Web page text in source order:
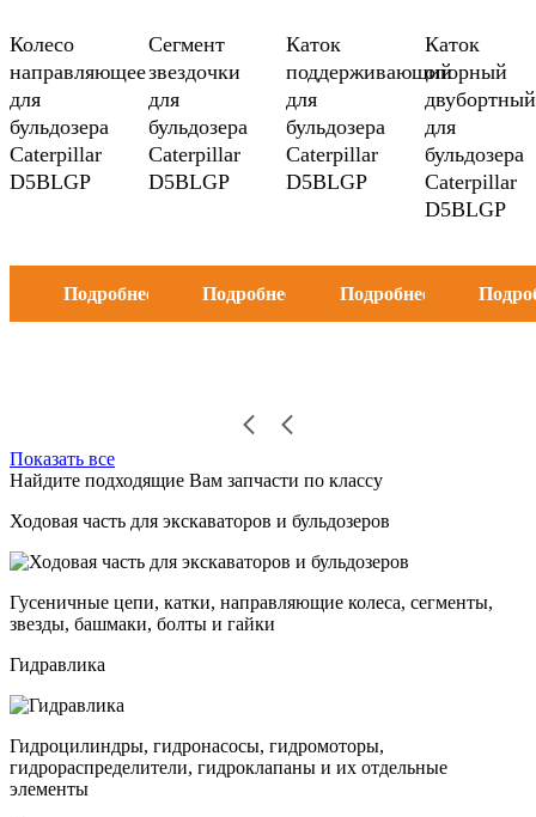
Колесо
направляющее
для
бульдозера
Caterpillar
D5BLGP
Подробнее
Сегмент
звездочки
для
бульдозера
Caterpillar
D5BLGP
Подробнее
Каток
поддерживающий
для
бульдозера
Caterpillar
D5BLGP
Подробнее
Каток
опорный
двубортный
для
бульдозера
Caterpillar
D5BLGP
Показать все
Найдите подходящие Вам запчасти по классу
Ходовая часть для экскаваторов и бульдозеров
Гусеничные цепи, катки, направляющие колеса, сегменты,
звезды, башмаки, болты и гайки
Гидравлика
Гидроцилиндры, гидронасосы, гидромоторы,
гидрораспределители, гидроклапаны и их отдельные
элементы